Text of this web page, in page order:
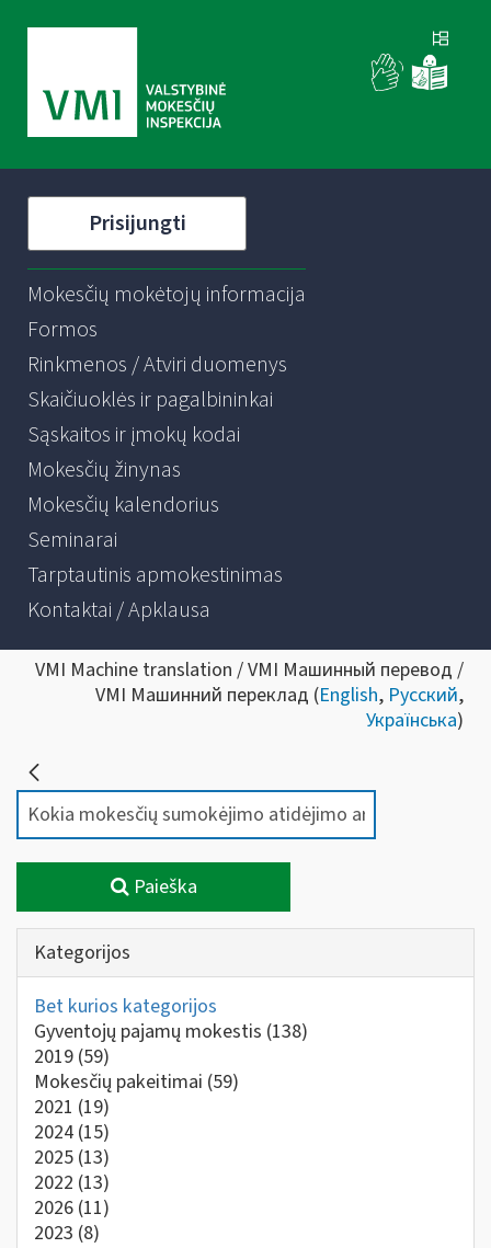
Prisijungti
Mokesčių mokėtojų informacija
Formos
Rinkmenos / Atviri duomenys
Skaičiuoklės ir pagalbininkai
Sąskaitos ir įmokų kodai
Mokesčių žinynas
Mokesčių kalendorius
Seminarai
Tarptautinis apmokestinimas
Kontaktai / Apklausa
VMI Machine translation / VMI Машинный перевод /
VMI Машинний переклад (English, Русский,
Українська)
Paieška
Kategorijos
Bet kurios kategorijos
Gyventojų pajamų mokestis (138)
2019 (59)
Mokesčių pakeitimai (59)
2021 (19)
2024 (15)
2025 (13)
2022 (13)
2026 (11)
2023 (8)